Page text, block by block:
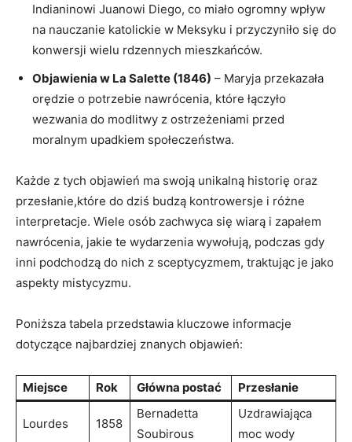
Indianinowi Juanowi Diego, ⁤co miało ogromny wpływ
na nauczanie katolickie ‍w Meksyku i przyczyniło się do
konwersji ⁤wielu rdzennych mieszkańców.
Objawienia w La Salette⁣ (1846) – Maryja przekazała
orędzie o potrzebie nawrócenia, które łączyło
wezwania do modlitwy z ‌ostrzeżeniami przed
moralnym upadkiem społeczeństwa.
Każde z tych ​objawień ma swoją unikalną historię oraz
przesłanie,które⁢ do dziś⁣ budzą kontrowersje i różne
interpretacje. Wiele osób zachwyca się⁤ wiarą ⁣i zapałem⁤
nawrócenia, ⁣jakie te wydarzenia wywołują, podczas ‌gdy
inni podchodzą do nich z sceptycyzmem, traktując je jako‌
aspekty mistycyzmu.
Poniższa‌ tabela przedstawia⁤ kluczowe informacje
dotyczące najbardziej znanych objawień:
Miejsce Rok Główna postać Przesłanie
Lourdes 1858
Bernadetta
Soubirous
Uzdrawiająca
⁣moc wody